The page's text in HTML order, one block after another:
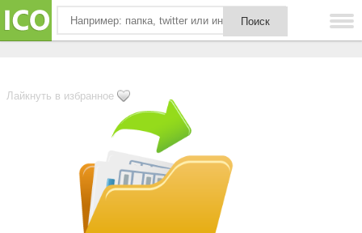
Лайкнуть в избранное